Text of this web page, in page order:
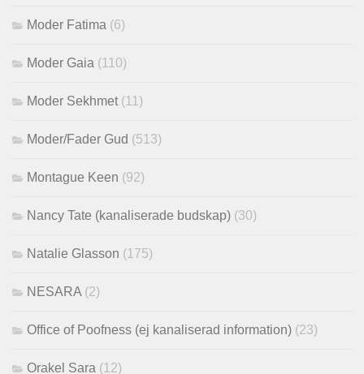
Moder Fatima (6)
Moder Gaia (110)
Moder Sekhmet (11)
Moder/Fader Gud (513)
Montague Keen (92)
Nancy Tate (kanaliserade budskap) (30)
Natalie Glasson (175)
NESARA (2)
Office of Poofness (ej kanaliserad information) (23)
Orakel Sara (12)